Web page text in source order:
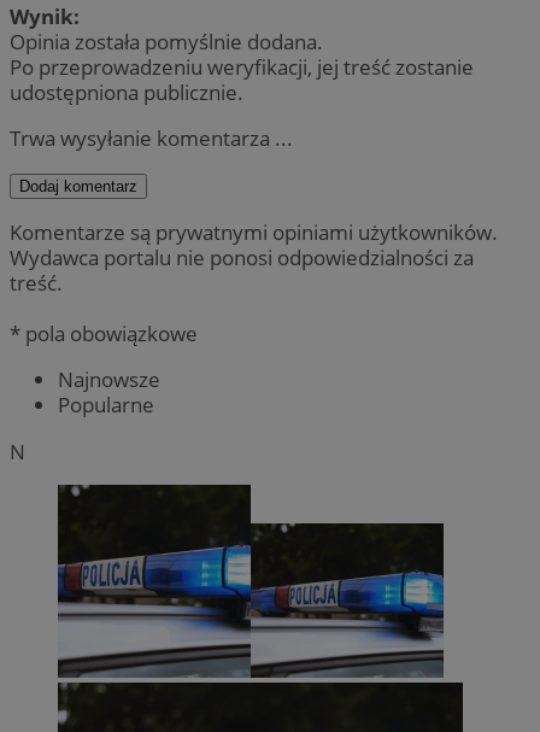
Wynik:
Opinia została pomyślnie dodana.
Po przeprowadzeniu weryfikacji, jej treść zostanie
udostępniona publicznie.
Trwa wysyłanie komentarza ...
Dodaj komentarz
Komentarze są prywatnymi opiniami użytkowników.
Wydawca portalu nie ponosi odpowiedzialności za
treść.
* pola obowiązkowe
Najnowsze
Popularne
N